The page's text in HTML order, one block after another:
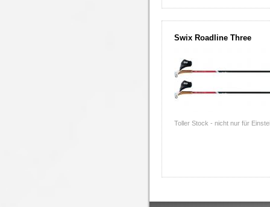
Swix Roadline Three
Toller Stock - nicht nur für